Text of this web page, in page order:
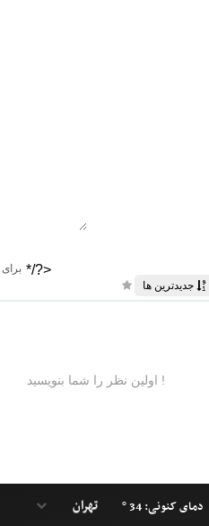
دمای کنونی: 34 °